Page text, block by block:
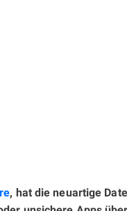
, hat die neuartige